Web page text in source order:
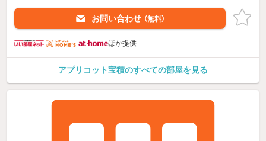
お問い合わせ （無料）
ほか提供
アプリコット宝積のすべての部屋を見る